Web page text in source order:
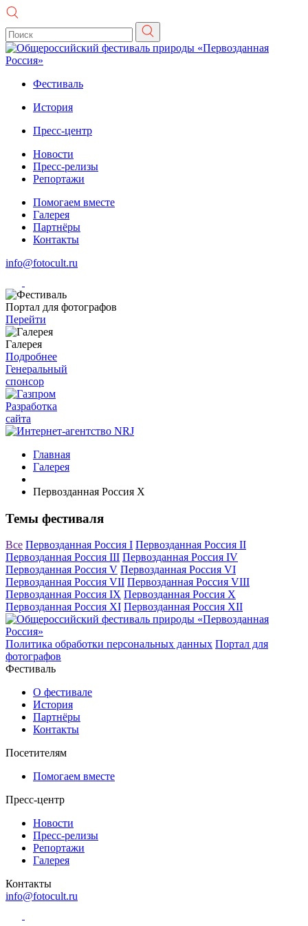
Фестиваль
История
Пресс-центр
Новости
Пресс-релизы
Репортажи
Помогаем вместе
Галерея
Партнёры
Контакты
info@fotocult.ru
Портал для фотографов
Перейти
Галерея
Подробнее
Генеральный
спонсор
Разработка
сайта
Главная
Галерея
Первозданная Россия X
Темы фестиваля
Все Первозданная Россия I Первозданная Россия II
Первозданная Россия III Первозданная Россия IV
Первозданная Россия V Первозданная Россия VI
Первозданная Россия VII Первозданная Россия VIII
Первозданная Россия IX Первозданная Россия X
Первозданная Россия XI Первозданная Россия XII
Политика обработки персональных данных Портал для
фотографов
Фестиваль
О фестивале
История
Партнёры
Контакты
Посетителям
Помогаем вместе
Пресс-центр
Новости
Пресс-релизы
Репортажи
Галерея
Контакты
info@fotocult.ru